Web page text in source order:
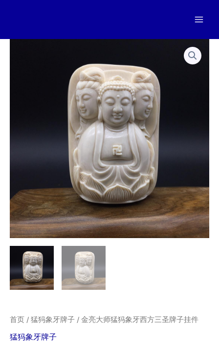
首页 / 猛犸象牙牌子 / 金亮大师猛犸象牙西方三圣牌子挂件
猛犸象牙牌子